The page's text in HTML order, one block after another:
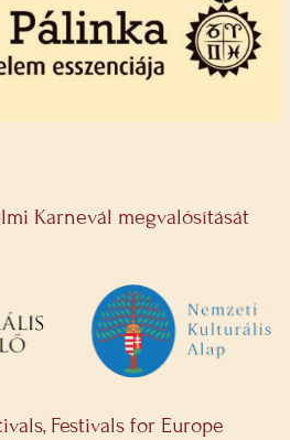
Karnevál megvalósítását
Festivals for Europe